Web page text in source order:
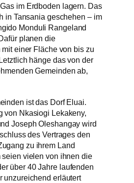
im Erdboden lagern. Das
in Tansania geschehen – im
Monduli Rangeland
planen die
einer Fläche von bis zu
hänge das von der
Gemeinden ab,
ist das Dorf Eluai.
von Nkasiogi Lekakeny,
Joseph Oleshangay wird
des Vertrages den
zu ihrem Land
seien vielen von ihnen die
über 40 Jahre laufenden
unzureichend erläutert